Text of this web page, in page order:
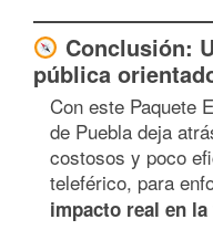
Conclusión:
pública
Con este Paquete
de Puebla deja
costosos y poco
teleférico, para
impacto real en